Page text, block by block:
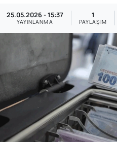
25.05.2026 - 15:37
YAYINLANMA
1
PAYLAŞIM